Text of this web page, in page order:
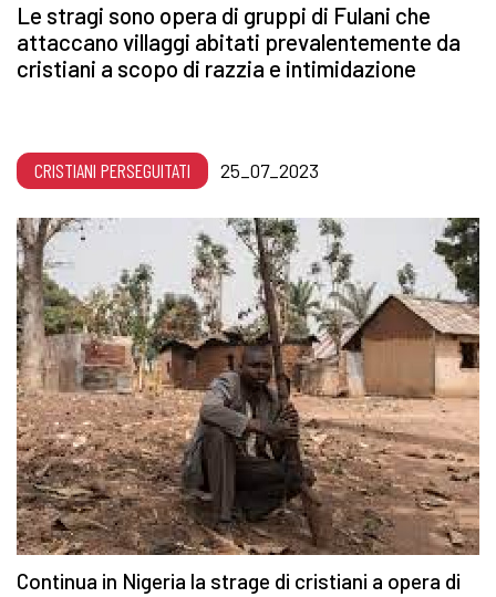
Le stragi sono opera di gruppi di Fulani che
attaccano villaggi abitati prevalentemente da
cristiani a scopo di razzia e intimidazione
CRISTIANI PERSEGUITATI 25_07_2023
Continua in Nigeria la strage di cristiani a opera di